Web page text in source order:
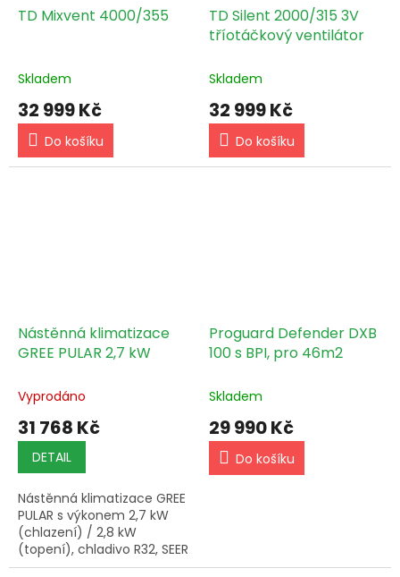
TD Mixvent 4000/355
Skladem
32 999 Kč
Do košíku
TD Silent 2000/315 3V
tříotáčkový ventilátor
Skladem
32 999 Kč
Do košíku
Nástěnná klimatizace
GREE PULAR 2,7 kW
Vyprodáno
31 768 Kč
DETAIL
Nástěnná klimatizace GREE
PULAR s výkonem 2,7 kW
(chlazení) / 2,8 kW
(topení), chladivo R32, SEER
6,5, WiFi modulem a Cold
Proguard Defender DXB
100 s BPI, pro 46m2
Skladem
29 990 Kč
Do košíku